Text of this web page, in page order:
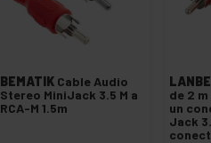
BEMATIK Cable Audio
Stereo MiniJack 3.5 M a
RCA-M 1.5m
de 2
un
Jack